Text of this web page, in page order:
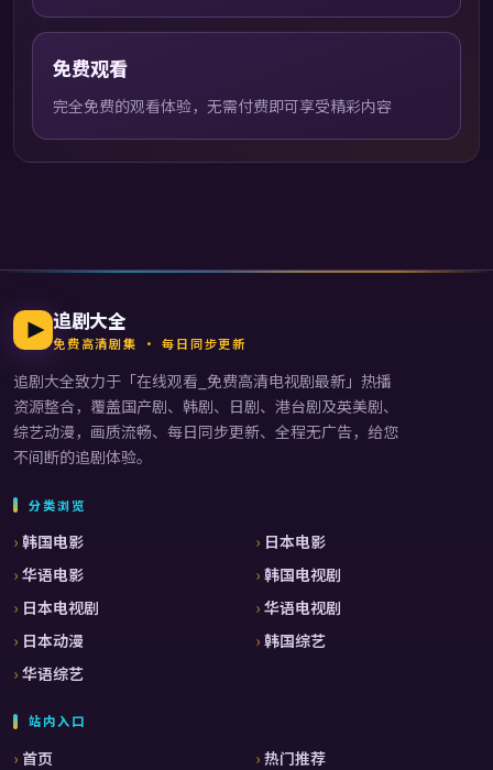
免费观看
完全免费的观看体验，无需付费即可享受精彩内容
追剧大全
免费高清剧集 · 每日同步更新
追剧大全致力于「在线观看_免费高清电视剧最新 」热播
资源整合，覆盖国产剧、韩剧、日剧、港台剧及英美剧、
综艺动漫，画质流畅、每日同步更新、全程无广告，给您
不间断的追剧体验。
分类浏览
韩国电影
日本电影
华语电影
韩国电视剧
日本电视剧
华语电视剧
日本动漫
韩国综艺
华语综艺
站内入口
首页 热门推荐